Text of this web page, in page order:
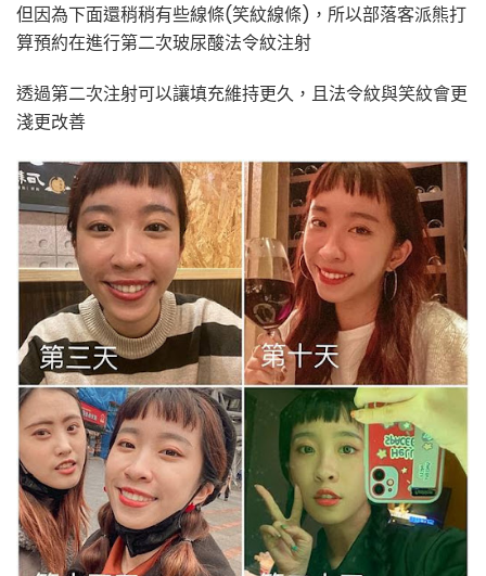
但因為下面還稍稍有些線條(笑紋線條)，所以部落客派熊打
算預約在進行第二次玻尿酸法令紋注射
透過第二次注射可以讓填充維持更久，且法令紋與笑紋會更
淺更改善